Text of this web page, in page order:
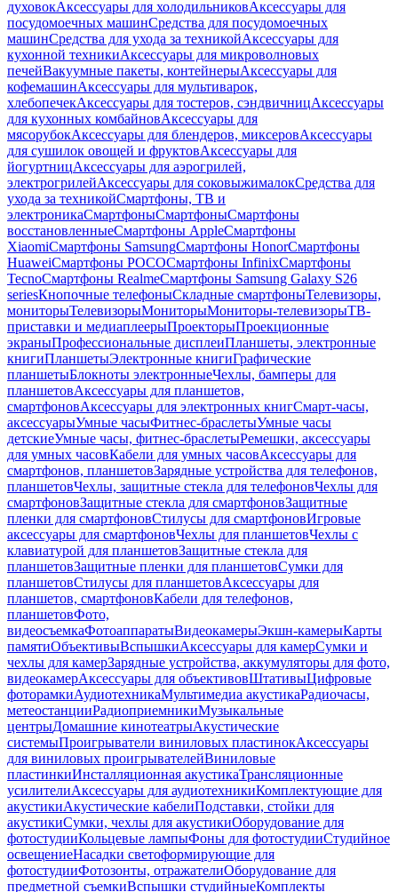
духовокАксессуары для холодильниковАксессуары для
посудомоечных машинСредства для посудомоечных
машинСредства для ухода за техникойАксессуары для
кухонной техникиАксессуары для микроволновых
печейВакуумные пакеты, контейнерыАксессуары для
кофемашинАксессуары для мультиварок,
хлебопечекАксессуары для тостеров, сэндвичницАксессуары
для кухонных комбайновАксессуары для
мясорубокАксессуары для блендеров, миксеровАксессуары
для сушилок овощей и фруктовАксессуары для
йогуртницАксессуары для аэрогрилей,
электрогрилейАксессуары для соковыжималокСредства для
ухода за техникойСмартфоны, ТВ и
электроникаСмартфоныСмартфоныСмартфоны
восстановленныеСмартфоны AppleСмартфоны
XiaomiСмартфоны SamsungСмартфоны HonorСмартфоны
HuaweiСмартфоны POCOСмартфоны InfinixСмартфоны
TecnoСмартфоны RealmeСмартфоны Samsung Galaxy S26
seriesКнопочные телефоныСкладные смартфоныТелевизоры,
мониторыТелевизорыМониторыМониторы-телевизорыТВ-
приставки и медиаплеерыПроекторыПроекционные
экраныПрофессиональные дисплеиПланшеты, электронные
книгиПланшетыЭлектронные книгиГрафические
планшетыБлокноты электронныеЧехлы, бамперы для
планшетовАксессуары для планшетов,
смартфоновАксессуары для электронных книгСмарт-часы,
аксессуарыУмные часыФитнес-браслетыУмные часы
детскиеУмные часы, фитнес-браслетыРемешки, аксессуары
для умных часовКабели для умных часовАксессуары для
смартфонов, планшетовЗарядные устройства для телефонов,
планшетовЧехлы, защитные стекла для телефоновЧехлы для
смартфоновЗащитные стекла для смартфоновЗащитные
пленки для смартфоновСтилусы для смартфоновИгровые
аксессуары для смартфоновЧехлы для планшетовЧехлы с
клавиатурой для планшетовЗащитные стекла для
планшетовЗащитные пленки для планшетовСумки для
планшетовСтилусы для планшетовАксессуары для
планшетов, смартфоновКабели для телефонов,
планшетовФото,
видеосъемкаФотоаппаратыВидеокамерыЭкшн-камерыКарты
памятиОбъективыВспышкиАксессуары для камерСумки и
чехлы для камерЗарядные устройства, аккумуляторы для фото,
видеокамерАксессуары для объективовШтативыЦифровые
фоторамкиАудиотехникаМультимедиа акустикаРадиочасы,
метеостанцииРадиоприемникиМузыкальные
центрыДомашние кинотеатрыАкустические
системыПроигрыватели виниловых пластинокАксессуары
для виниловых проигрывателейВиниловые
пластинкиИнсталляционная акустикаТрансляционные
усилителиАксессуары для аудиотехникиКомплектующие для
акустикиАкустические кабелиПодставки, стойки для
акустикиСумки, чехлы для акустикиОборудование для
фотостудииКольцевые лампыФоны для фотостудииСтудийное
освещениеНасадки светоформирующие для
фотостудииФотозонты, отражателиОборудование для
предметной съемкиВспышки студийныеКомплекты